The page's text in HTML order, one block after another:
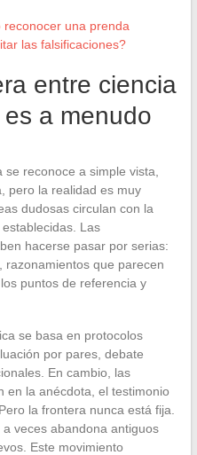
reconocer una prenda
las falsificaciones?
entre ciencia
a menudo
reconoce a simple vista,
pero la realidad es muy
dudosas circulan con la
Las
hacerse pasar por serias:
razonamientos que parecen
puntos de referencia y
se basa en protocolos
por pares, debate
En cambio, las
en la anécdota, el testimonio
la frontera nunca está fija.
veces abandona antiguos
Este movimiento